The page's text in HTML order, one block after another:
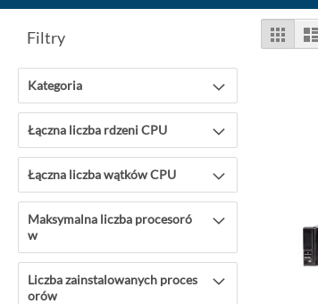
Siatka
Filtry
Kategoria
Łączna liczba rdzeni CPU
Łączna liczba wątków CPU
Maksymalna liczba procesoró
w
Liczba zainstalowanych proces
orów